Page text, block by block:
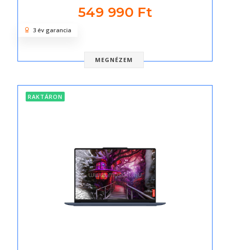
549 990 Ft
MEGNÉZEM
3 év garancia
RAKTÁRON